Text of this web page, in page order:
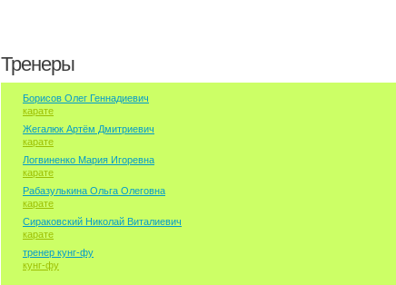
Тренеры
Борисов Олег Геннадиевич
карате
Жегалюк Артём Дмитриевич
карате
Логвиненко Мария Игоревна
карате
Рабазулькина Ольга Олеговна
карате
Сираковский Николай Виталиевич
карате
тренер кунг-фу
кунг-фу